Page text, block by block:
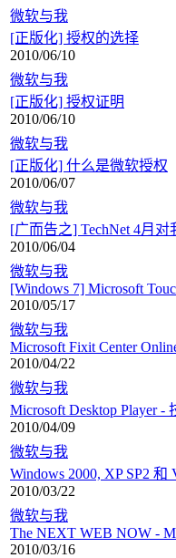
微软与我
[正版化] 授权的选择
2010/06/10
微软与我
[正版化] 授权证明
2010/06/10
微软与我
[正版化] 什么是微软授权
2010/06/07
微软与我
[广而告之] TechNet 4月
2010/06/04
微软与我
[Windows 7] Microsoft
2010/05/17
微软与我
Microsoft Fixit Center
2010/04/22
微软与我
Microsoft Desktop Player -
2010/04/09
微软与我
Windows 2000, XP SP2
2010/03/22
微软与我
The NEXT WEB NOW -
2010/03/16